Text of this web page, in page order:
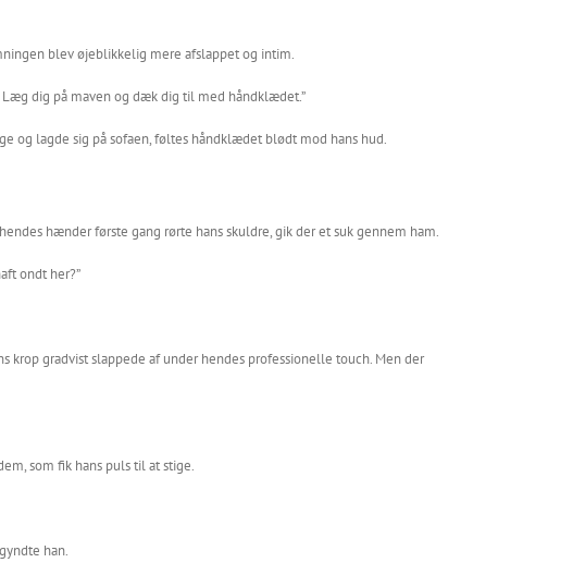
blev øjeblikkelig mere afslappet og intim.
Læg dig på maven og dæk dig til med håndklædet.”
og lagde sig på sofaen, føltes håndklædet blødt mod hans hud.
hænder første gang rørte hans skuldre, gik der et suk gennem ham.
ondt her?”
krop gradvist slappede af under hendes professionelle touch. Men der
som fik hans puls til at stige.
han.